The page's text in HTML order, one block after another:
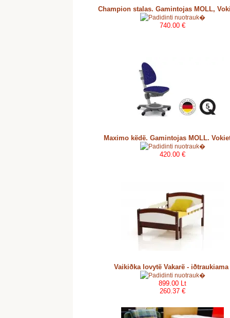
Champion stalas. Gamintojas MOLL,
740.00 €
Maximo këdë. Gamintojas MOLL.
420.00 €
Vaikiðka lovytë Vakarë - iðtraukiama
899.00 Lt
260.37 €